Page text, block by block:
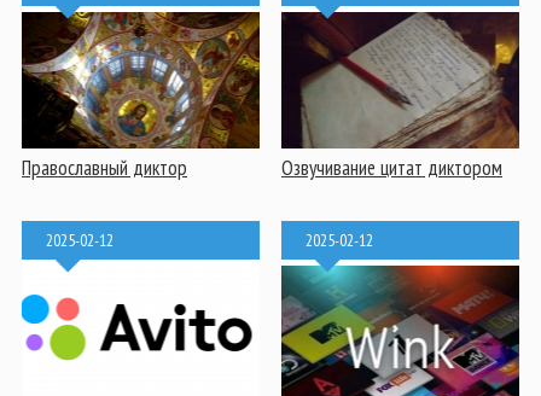
Православный диктор Озвучивание цитат диктором
2025-02-12 2025-02-12